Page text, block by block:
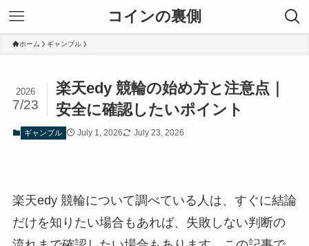
コインの裏側
ホーム ギャンブル
楽天edy 競輪の始め方と注意点｜
安全に確認したいポイント
2026
7/23
ギャンブル July 1, 2026 July 23, 2026
楽天edy 競輪について調べている人は、すぐに結論
だけを知りたい場合もあれば、失敗しない判断の